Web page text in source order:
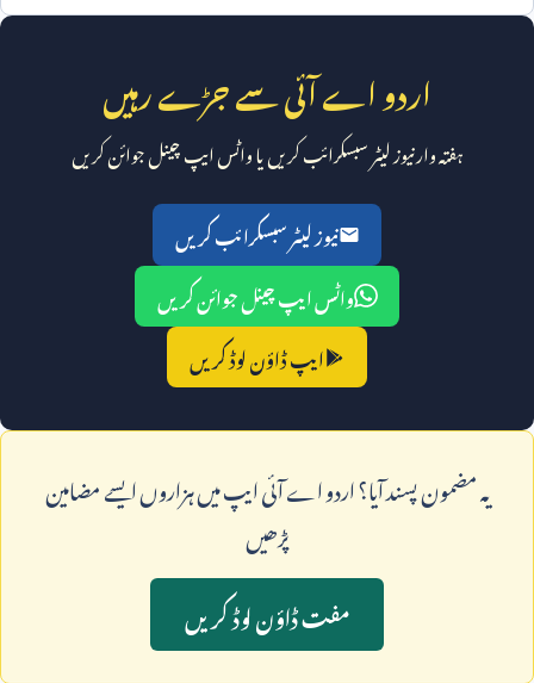
اردو اے آئی سے جڑے رہیں
ہفتہ وار نیوز لیٹر سبسکرائب کریں یا واٹس ایپ چینل جوائن کریں
نیوز لیٹر سبسکرائب کریں
واٹس ایپ چینل جوائن کریں
ایپ ڈاؤن لوڈ کریں
يہ مضمون پسند آيا؟ اردو اے آئی ايپ ميں ہزاروں ايسے مضامين
پڑھيں
مفت ڈاؤن لوڈ کريں